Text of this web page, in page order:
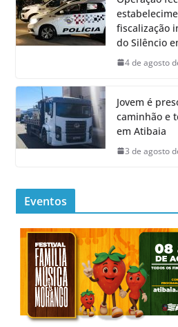
fiscalização
do Silêncio
4 de agosto
Jovem é
caminhão e
em Atibaia
3 de agosto
Eventos